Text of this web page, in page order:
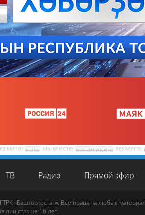
ТВ Радио Прямой эфир
«Башкортостан». Все права на любые
лиц старше 16 лет.